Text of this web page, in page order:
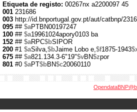
Etiqueta de registo: 00267nx a2200097 45
001 231686
003 http://id.bnportugal.gov.pt/aut/catbnp/
095 ## $aPTBN00197247
100 ## $a19961024apory0103 ba
152 ## $aRPC$bSIPOR
200 #1 $aSilva,$bJaime Lobo e,$f1875-1943
675 ## $a821.134.3-6"19"$vBN$zpor
801 #0 $aPT$bBN$c20060110